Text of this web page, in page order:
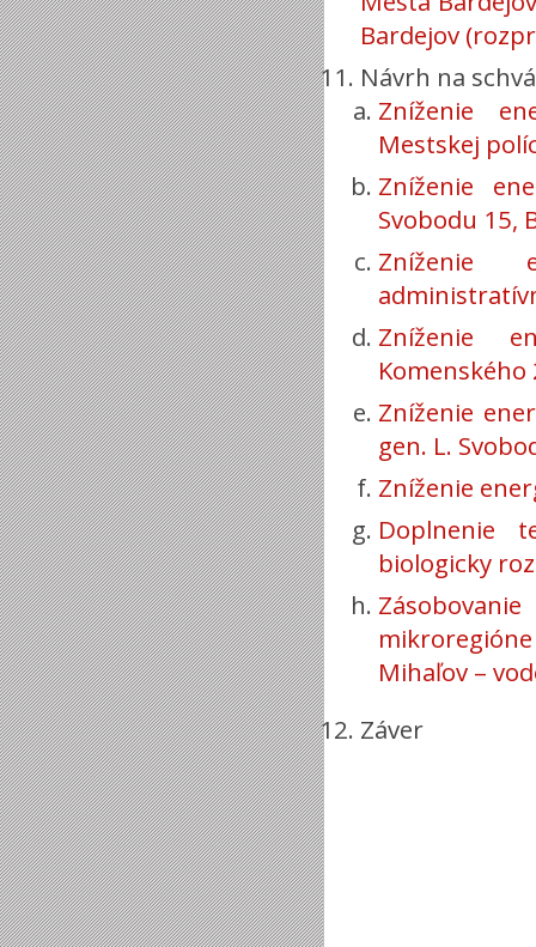
Bardejov
Návrh na
Zníženie
Mestskej
Zníženie
Svobodu 15,
Zníženie
Zníženie
Komenského
Zníženie
gen. L.
Zníženie
Doplnenie
biologicky
Mihaľov –
Záver